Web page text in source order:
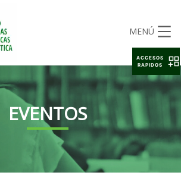
MENÚ
EVENTOS
ACCESOS
RAPIDOS